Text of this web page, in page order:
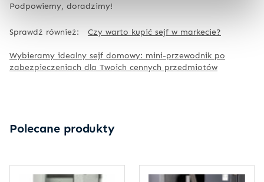
Podpowiemy, doradzimy!
Sprawdź również: Czy warto kupić sejf w markecie?
Wybieramy idealny sejf domowy: mini-przewodnik po
zabezpieczeniach dla Twoich cennych przedmiotów
Polecane produkty